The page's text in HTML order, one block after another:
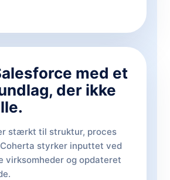
med et
der ikke
stærkt til struktur, proces
styrker inputtet ved
virksomheder og opdateret